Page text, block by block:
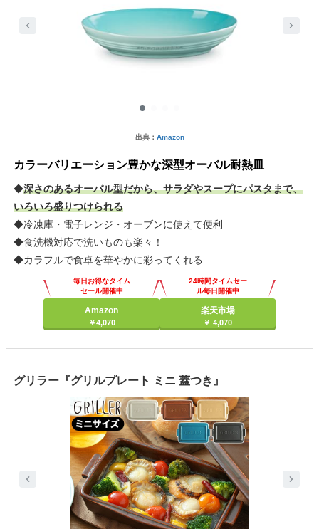
出典： Amazon
カラーバリエーション豊かな深型オーバル耐熱皿
◆深さのあるオーバル型だから、サラダやスープにパスタまで、
いろいろ盛りつけられる
◆冷凍庫・電子レンジ・オーブンに使えて便利
◆食洗機対応で洗いものも楽々！
◆カラフルで食卓を華やかに彩ってくれる
毎日お得なタイム
セール開催中
Amazon
￥4,070
24時間タイムセー
ル毎日開催中
楽天市場
￥ 4,070
グリラー『グリルプレート ミニ 蓋つき』